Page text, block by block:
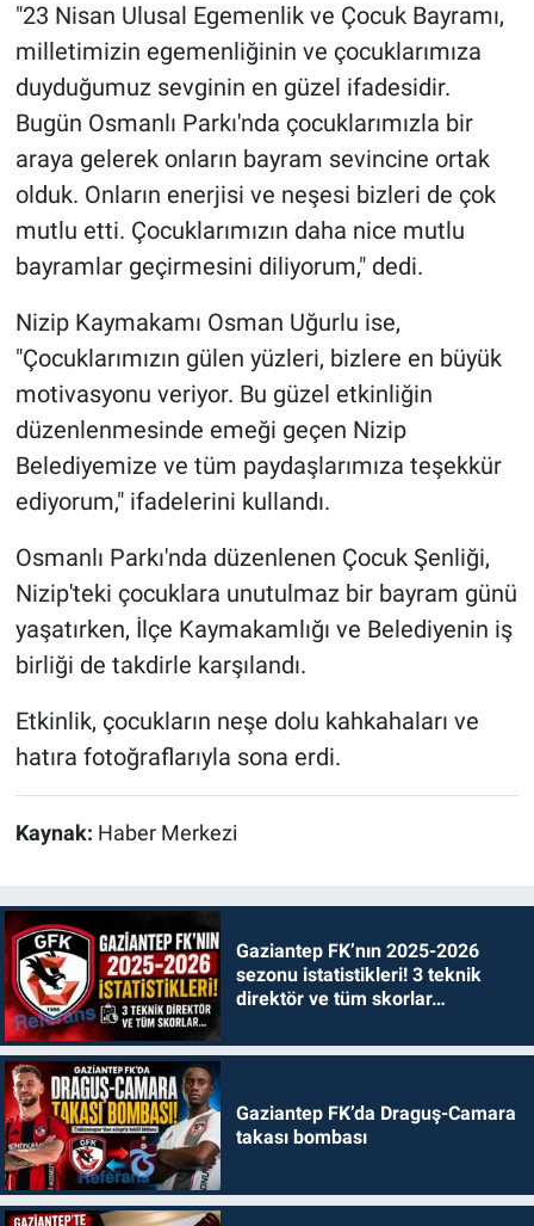
"23 Nisan Ulusal Egemenlik ve Çocuk Bayramı,
milletimizin egemenliğinin ve çocuklarımıza
duyduğumuz sevginin en güzel ifadesidir.
Bugün Osmanlı Parkı'nda çocuklarımızla bir
araya gelerek onların bayram sevincine ortak
olduk. Onların enerjisi ve neşesi bizleri de çok
mutlu etti. Çocuklarımızın daha nice mutlu
bayramlar geçirmesini diliyorum," dedi.
Nizip Kaymakamı Osman Uğurlu ise,
"Çocuklarımızın gülen yüzleri, bizlere en büyük
motivasyonu veriyor. Bu güzel etkinliğin
düzenlenmesinde emeği geçen Nizip
Belediyemize ve tüm paydaşlarımıza teşekkür
ediyorum," ifadelerini kullandı.
Osmanlı Parkı'nda düzenlenen Çocuk Şenliği,
Nizip'teki çocuklara unutulmaz bir bayram günü
yaşatırken, İlçe Kaymakamlığı ve Belediyenin iş
birliği de takdirle karşılandı.
Etkinlik, çocukların neşe dolu kahkahaları ve
hatıra fotoğraflarıyla sona erdi.
Kaynak: Haber Merkezi
Gaziantep FK’nın 2025-2026
sezonu istatistikleri! 3 teknik
direktör ve tüm skorlar…
Gaziantep FK’da Draguş-Camara
takası bombası